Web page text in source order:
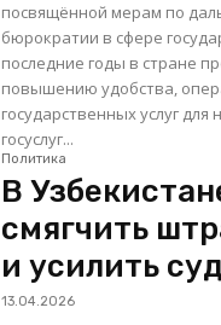
посвящённой мерам по
бюрократии в сфере государственных
последние годы в стране
повышению удобства,
государственных услуг
госуслуг...
Политика
В
смягчить
и усилить
13.04.2026